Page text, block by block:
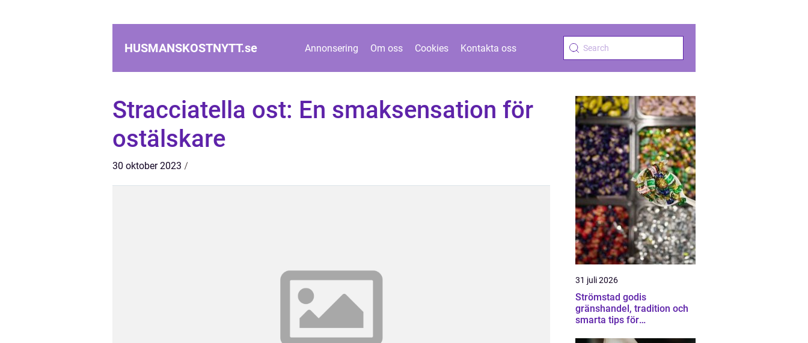
HUSMANSKOSTNYTT.se Annonsering Om oss Cookies Kontakta oss
Stracciatella ost: En smaksensation för
ostälskare
30 oktober 2023
31 juli 2026
Strömstad godis
gränshandel, tradition och
smarta tips för